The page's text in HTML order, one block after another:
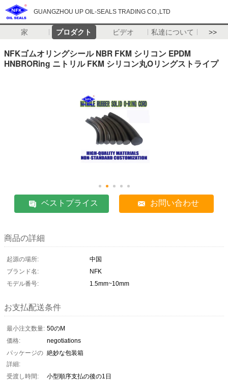
GUANGZHOU UP OIL-SEALS TRADING CO.,LTD
家 プロダクト ビデオ 私達について >>
NFKゴムオリングシール NBR FKM シリコン EPDM
HNBRORing ニトリル FKM シリコン丸Oリングストライプ
ベストプライス お問い合わせ
商品の詳細
起源の場所:
中国
ブランド名:
NFK
モデル番号:
1.5mm~10mm
お支払配送条件
最小注文数量: 50のM
価格:
negotiations
パッケージの
詳細:
絶妙な包装箱
受渡し時間:
小型順序支払の後の1日